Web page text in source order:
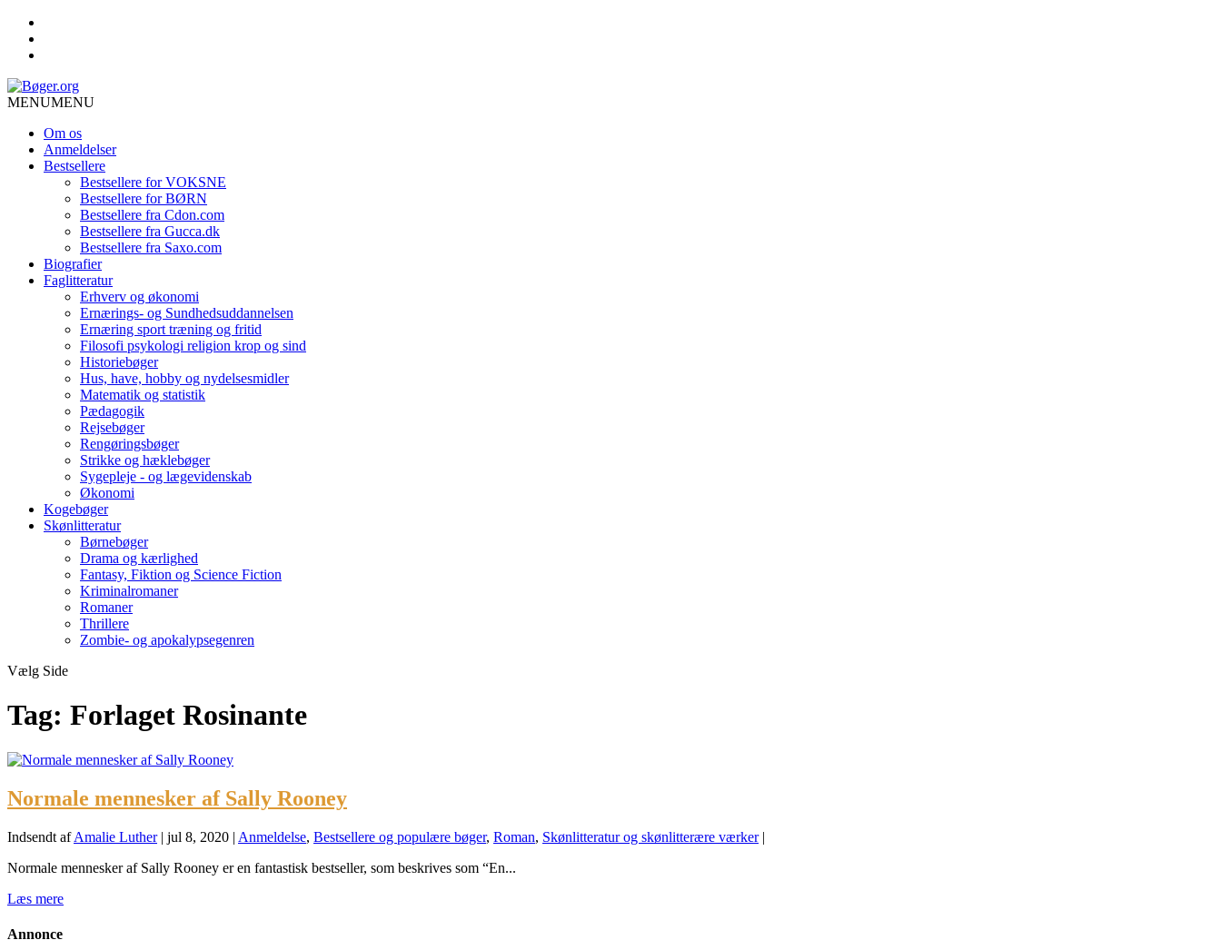
MENUMENU
Om os
Anmeldelser
Bestsellere
Bestsellere for VOKSNE
Bestsellere for BØRN
Bestsellere fra Cdon.com
Bestsellere fra Gucca.dk
Bestsellere fra Saxo.com
Biografier
Faglitteratur
Erhverv og økonomi
Ernærings- og Sundhedsuddannelsen
Ernæring sport træning og fritid
Filosofi psykologi religion krop og sind
Historiebøger
Hus, have, hobby og nydelsesmidler
Matematik og statistik
Pædagogik
Rejsebøger
Rengøringsbøger
Strikke og hæklebøger
Sygepleje - og lægevidenskab
Økonomi
Kogebøger
Skønlitteratur
Børnebøger
Drama og kærlighed
Fantasy, Fiktion og Science Fiction
Kriminalromaner
Romaner
Thrillere
Zombie- og apokalypsegenren
Vælg Side
Tag: Forlaget Rosinante
Normale mennesker af Sally Rooney
Indsendt afAmalie Luther| jul 8, 2020 | Anmeldelse, Bestsellere og populære bøger, Roman, Skønlitteratur og skønlitterære værker|
Normale mennesker af Sally Rooney er en fantastisk bestseller, som beskrives som “En...
Læs mere
Annonce